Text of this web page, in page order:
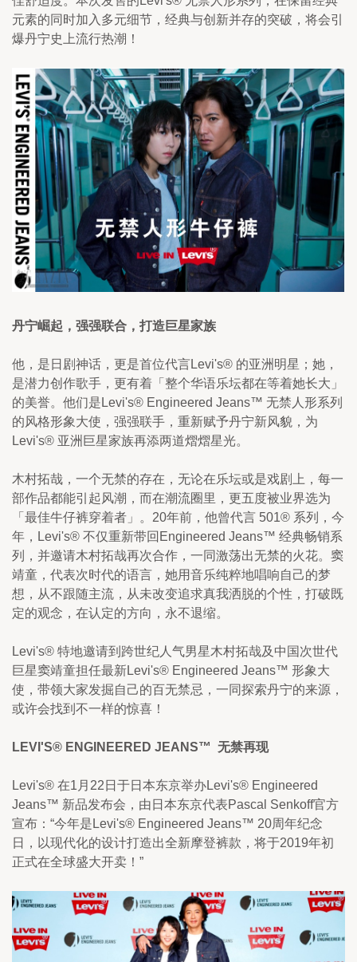
元素的同时加入多元细节，经典与创新并存的突破，将会引
爆丹宁史上流行热潮！
丹宁崛起，强强联合，打造巨星家族
他，是日剧神话，更是首位代言Levi's® 的亚洲明星；她，
是潜力创作歌手，更有着「整个华语乐坛都在等着她长大」
的美誉。他们是Levi's® Engineered Jeans™ 无禁人形系列
的风格形象大使，强强联手，重新赋予丹宁新风貌，为
Levi's® 亚洲巨星家族再添两道熠熠星光。
木村拓哉，一个无禁的存在，无论在乐坛或是戏剧上，每一
部作品都能引起风潮，而在潮流圈里，更五度被业界选为
「最佳牛仔裤穿着者」。20年前，他曾代言 501® 系列，今
年，Levi's® 不仅重新带回Engineered Jeans™ 经典畅销系
列，并邀请木村拓哉再次合作，一同激荡出无禁的火花。窦
靖童，代表次时代的语言，她用音乐纯粹地唱响自己的梦
想，从不跟随主流，从未改变追求真我洒脱的个性，打破既
定的观念，在认定的方向，永不退缩。
Levi's® 特地邀请到跨世纪人气男星木村拓哉及中国次世代
巨星窦靖童担任最新Levi's® Engineered Jeans™ 形象大
使，带领大家发掘自己的百无禁忌，一同探索丹宁的来源，
或许会找到不一样的惊喜！
LEVI'S® ENGINEERED JEANS™  无禁再现
Levi's® 在1月22日于日本东京举办Levi's® Engineered
Jeans™ 新品发布会，由日本东京代表Pascal Senkoff官方
宣布：“今年是Levi's® Engineered Jeans™ 20周年纪念
日，以现代化的设计打造出全新摩登裤款，将于2019年初
正式在全球盛大开卖！”